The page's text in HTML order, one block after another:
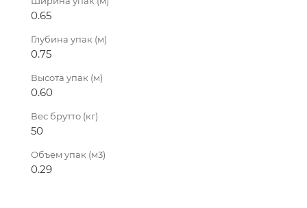
0.65
Глубина упак (м)
0.75
Высота упак (м)
0.60
Вес брутто (кг)
50
Объем упак (м3)
0.29